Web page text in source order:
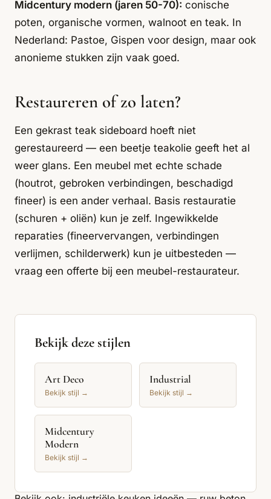
Midcentury modern (jaren 50-70): conische
poten, organische vormen, walnoot en teak. In
Nederland: Pastoe, Gispen voor design, maar ook
anonieme stukken zijn vaak goed.
Restaureren of zo laten?
Een gekrast teak sideboard hoeft niet
gerestaureerd — een beetje teakolie geeft het al
weer glans. Een meubel met echte schade
(houtrot, gebroken verbindingen, beschadigd
fineer) is een ander verhaal. Basis restauratie
(schuren + oliën) kun je zelf. Ingewikkelde
reparaties (fineervervangen, verbindingen
verlijmen, schilderwerk) kun je uitbesteden —
vraag een offerte bij een meubel-restaurateur.
Bekijk deze stijlen
Art Deco
Bekijk stijl →
Industrial
Bekijk stijl →
Midcentury
Modern
Bekijk stijl →